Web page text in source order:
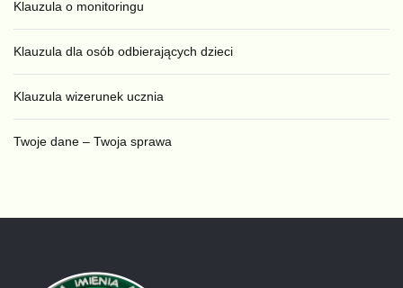
Klauzula o monitoringu
Klauzula dla osób odbierających dzieci
Klauzula wizerunek ucznia
Twoje dane – Twoja sprawa